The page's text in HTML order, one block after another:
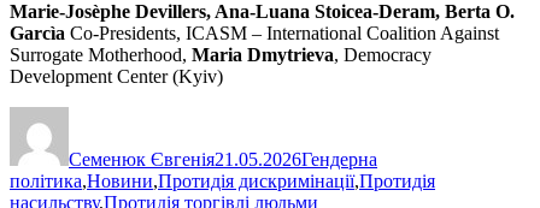
Marie-Josèphe Devillers, Ana-Luana Stoicea-Deram, Berta O.
Garcìa Co-Presidents, ICASM – International Coalition Against
Surrogate Motherhood, Maria Dmytrieva, Democracy
Development Center (Kyiv)
Семенюк Євгенія21.05.2026Гендерна
політика,Новини,Протидія дискримінації,Протидія
насильству,Протидія торгівлі людьми